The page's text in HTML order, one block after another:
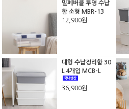
밀폐버클 투명 수납
함 소형 MBR-13
12,900원
대형 수납정리함 30
L 4개입 MCB-L
36,900원